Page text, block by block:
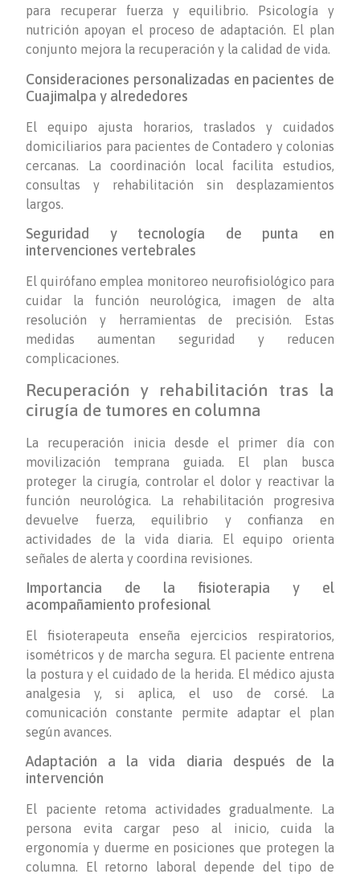
para recuperar fuerza y equilibrio. Psicología y
nutrición apoyan el proceso de adaptación. El plan
conjunto mejora la recuperación y la calidad de vida.
Consideraciones personalizadas en pacientes de
Cuajimalpa y alrededores
El equipo ajusta horarios, traslados y cuidados
domiciliarios para pacientes de Contadero y colonias
cercanas. La coordinación local facilita estudios,
consultas y rehabilitación sin desplazamientos
largos.
Seguridad y tecnología de punta en
intervenciones vertebrales
El quirófano emplea monitoreo neurofisiológico para
cuidar la función neurológica, imagen de alta
resolución y herramientas de precisión. Estas
medidas aumentan seguridad y reducen
complicaciones.
Recuperación y rehabilitación tras la
cirugía de tumores en columna
La recuperación inicia desde el primer día con
movilización temprana guiada. El plan busca
proteger la cirugía, controlar el dolor y reactivar la
función neurológica. La rehabilitación progresiva
devuelve fuerza, equilibrio y confianza en
actividades de la vida diaria. El equipo orienta
señales de alerta y coordina revisiones.
Importancia de la fisioterapia y el
acompañamiento profesional
El fisioterapeuta enseña ejercicios respiratorios,
isométricos y de marcha segura. El paciente entrena
la postura y el cuidado de la herida. El médico ajusta
analgesia y, si aplica, el uso de corsé. La
comunicación constante permite adaptar el plan
según avances.
Adaptación a la vida diaria después de la
intervención
El paciente retoma actividades gradualmente. La
persona evita cargar peso al inicio, cuida la
ergonomía y duerme en posiciones que protegen la
columna. El retorno laboral depende del tipo de